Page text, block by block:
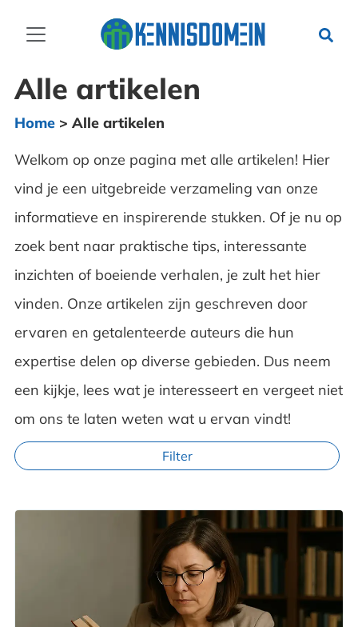
Alle artikelen
Home> Alle artikelen
Welkom op onze pagina met alle artikelen! Hier
vind je een uitgebreide verzameling van onze
informatieve en inspirerende stukken. Of je nu op
zoek bent naar praktische tips, interessante
inzichten of boeiende verhalen, je zult het hier
vinden. Onze artikelen zijn geschreven door
ervaren en getalenteerde auteurs die hun
expertise delen op diverse gebieden. Dus neem
een kijkje, lees wat je interesseert en vergeet niet
om ons te laten weten wat u ervan vindt!
Filter